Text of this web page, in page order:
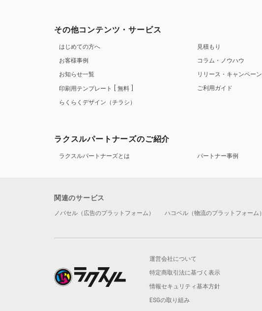
その他コンテンツ・サービス
はじめての方へ
お客様事例
お知らせ一覧
印刷用テンプレート
無料
らくらくデザイン（チラシ）
見積もり
コラム・ノウハウ
リリース・キャンペーン
ご利用ガイド
ラクスルパートナーズのご紹介
ラクスルパートナーズとは パートナー事例
関連のサービス
ノバセル（広告のプラットフォーム） ハコベル（物流のプラットフォーム）
運営会社について
特定商取引法に基づく表示
情報セキュリティ基本方針
ESGの取り組み